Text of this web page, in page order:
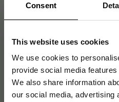
Consent
This website uses cookies
We use cookies to
provide social media
We also share information
our social media, advertising
Lamineringsfickor
Lamineringskassetter